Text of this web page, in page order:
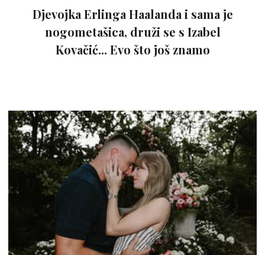
Djevojka Erlinga Haalanda i sama je
nogometašica, druži se s Izabel
Kovačić... Evo što još znamo